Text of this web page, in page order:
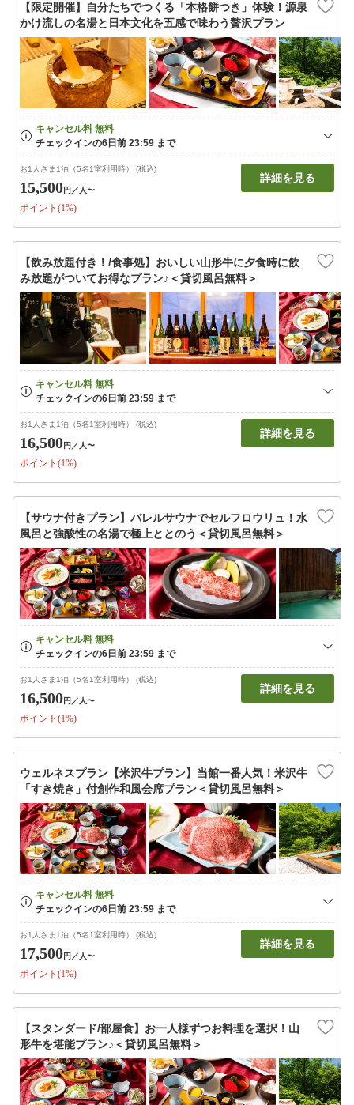
【限定開催】自分たちでつくる「本格餅つき」体験！源泉
かけ流しの名湯と日本文化を五感で味わう贅沢プラン
お1人さま1泊（5名1室利用時） (税込)
15,500円 ／人〜
ポイント(1%)
詳細を見る
【飲み放題付き！/食事処】おいしい山形牛に夕食時に飲
み放題がついてお得なプラン♪＜貸切風呂無料＞
お1人さま1泊（5名1室利用時） (税込)
16,500円 ／人〜
ポイント(1%)
詳細を見る
【サウナ付きプラン】バレルサウナでセルフロウリュ！水
風呂と強酸性の名湯で極上ととのう＜貸切風呂無料＞
お1人さま1泊（5名1室利用時） (税込)
16,500円 ／人〜
ポイント(1%)
詳細を見る
ウェルネスプラン【米沢牛プラン】当館一番人気！米沢牛
「すき焼き」付創作和風会席プラン＜貸切風呂無料＞
お1人さま1泊（5名1室利用時） (税込)
17,500円 ／人〜
ポイント(1%)
詳細を見る
【スタンダード/部屋食】お一人様ずつお料理を選択！山
形牛を堪能プラン♪＜貸切風呂無料＞